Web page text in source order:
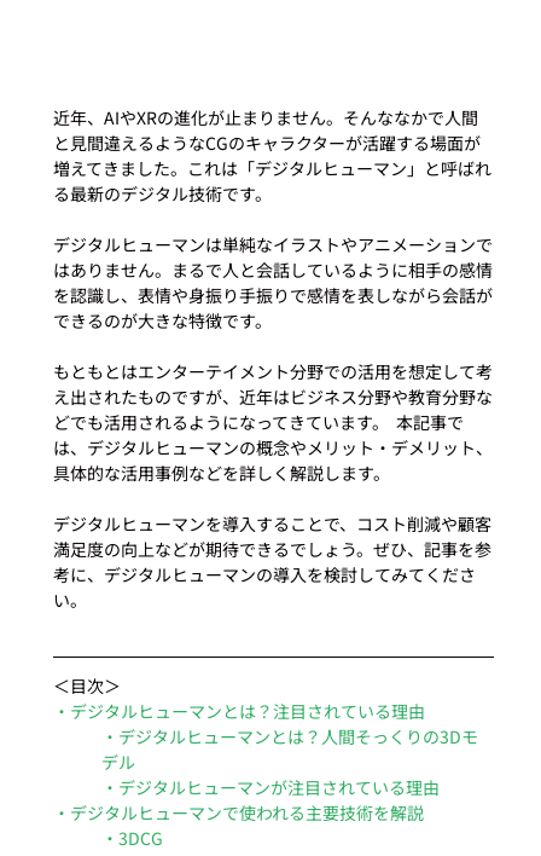
近年、AIやXRの進化が止まりません。そんななかで人間
と見間違えるようなCGのキャラクターが活躍する場面が
増えてきました。これは「デジタルヒューマン」と呼ばれ
る最新のデジタル技術です。
デジタルヒューマンは単純なイラストやアニメーションで
はありません。まるで人と会話しているように相手の感情
を認識し、表情や身振り手振りで感情を表しながら会話が
できるのが大きな特徴です。
もともとはエンターテイメント分野での活用を想定して考
え出されたものですが、近年はビジネス分野や教育分野な
どでも活用されるようになってきています。  本記事で
は、デジタルヒューマンの概念やメリット・デメリット、
具体的な活用事例などを詳しく解説します。
デジタルヒューマンを導入することで、コスト削減や顧客
満足度の向上などが期待できるでしょう。ぜひ、記事を参
考に、デジタルヒューマンの導入を検討してみてくださ
い。
＜目次＞
・デジタルヒューマンとは？注目されている理由
・デジタルヒューマンとは？人間そっくりの3Dモ
デル
・デジタルヒューマンが注目されている理由
・デジタルヒューマンで使われる主要技術を解説
・3DCG